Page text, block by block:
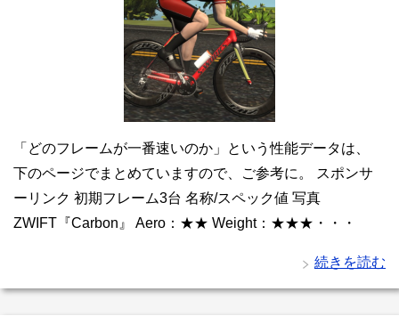
「どのフレームが一番速いのか」という性能データは、
下のページでまとめていますので、ご参考に。 スポンサ
ーリンク 初期フレーム3台 名称/スペック値 写真
ZWIFT『Carbon』 Aero：★★ Weight：★★★・・・
続きを読む